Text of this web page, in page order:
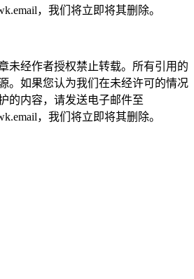
，我们将立即将其删除。
未经作者授权禁止转载。所有引用的
。如果您认为我们在未经许可的情况
的内容，请发送电子邮件至
，我们将立即将其删除。